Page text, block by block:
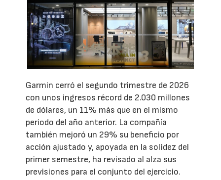
Garmin cerró el segundo trimestre de 2026
con unos ingresos récord de 2.030 millones
de dólares, un 11% más que en el mismo
periodo del año anterior. La compañía
también mejoró un 29% su beneficio por
acción ajustado y, apoyada en la solidez del
primer semestre, ha revisado al alza sus
previsiones para el conjunto del ejercicio.